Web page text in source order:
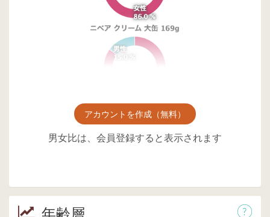
アカウントを作成（無料）
男女比は、会員登録すると表示されます
年齢層